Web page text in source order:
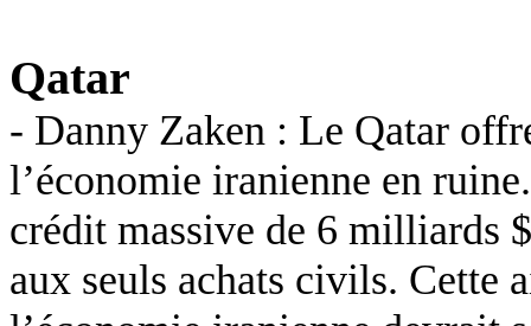
Qatar
- Danny Zaken : Le Qatar
l’économie iranienne en
crédit massive de 6 milliards
aux seuls achats civils. Cette